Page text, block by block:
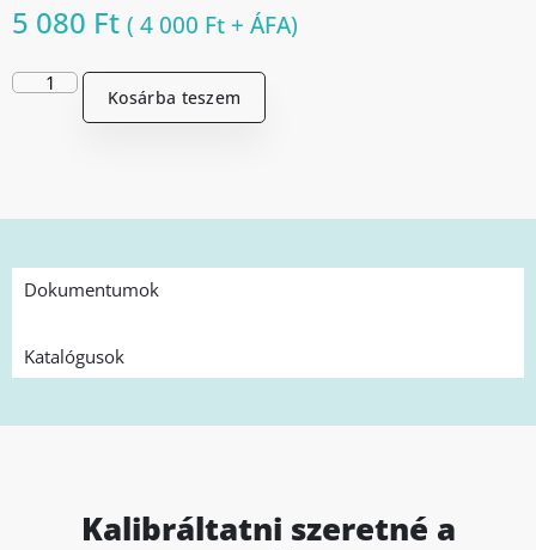
5 080 Ft ( 4 000 Ft + ÁFA)
Kosárba teszem
Dokumentumok
Katalógusok
Kalibráltatni szeretné a